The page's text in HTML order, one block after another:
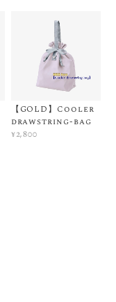
【GOLD】Cooler
drawstring-bag
¥2,800